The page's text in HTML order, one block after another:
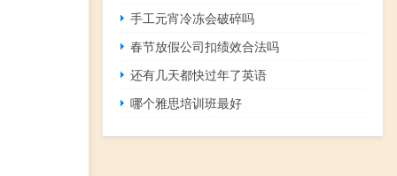
手工元宵冷冻会破碎吗
春节放假公司扣绩效合法吗
还有几天都快过年了英语
哪个雅思培训班最好